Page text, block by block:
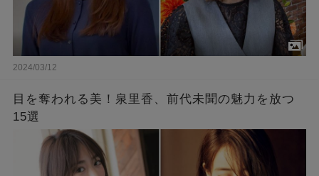
2024/03/12
目を奪われる美！泉里香、前代未聞の魅力を放つ
15選